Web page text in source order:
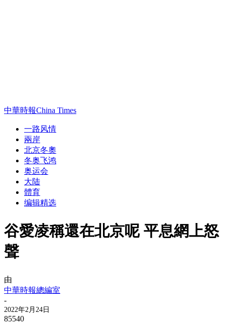
中華時報China Times
一路风情
兩岸
北京冬奧
冬奥飞鸿
奥运会
大陆
體育
编辑精选
谷愛凌稱還在北京呢 平息網上怒
聲
由
中華時報總編室
-
2022年2月24日
85540